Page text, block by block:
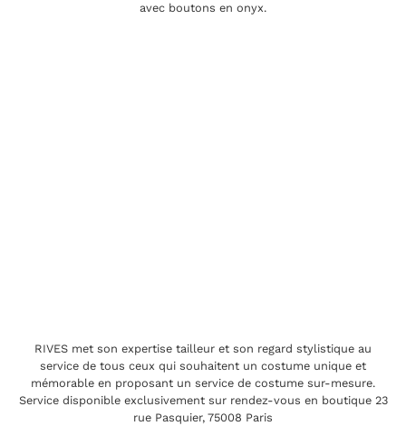
avec boutons en onyx.
RIVES met son expertise tailleur et son regard stylistique au
service de tous ceux qui souhaitent un costume unique et
mémorable en proposant un service de costume sur-mesure.
Service disponible exclusivement sur rendez-vous en boutique 23
rue Pasquier, 75008 Paris